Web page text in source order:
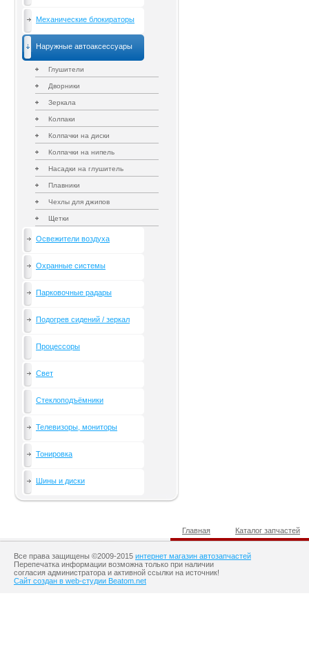
Механические блокираторы
Наружные автоаксессуары
Глушители
Дворники
Зеркала
Колпаки
Колпачки на диски
Колпачки на нипель
Насадки на глушитель
Плавники
Чехлы для джипов
Щетки
Освежители воздуха
Охранные системы
Парковочные радары
Подогрев сидений / зеркал
Процессоры
Свет
Стеклоподъёмники
Телевизоры, мониторы
Тонировка
Шины и диски
Главная Каталог запчастей
Все права защищены ©2009-2015 интернет магазин автозапчастей
Перепечатка информации возможна только при наличии
согласия администратора и активной ссылки на источник!
Сайт создан в web-студии Beatom.net